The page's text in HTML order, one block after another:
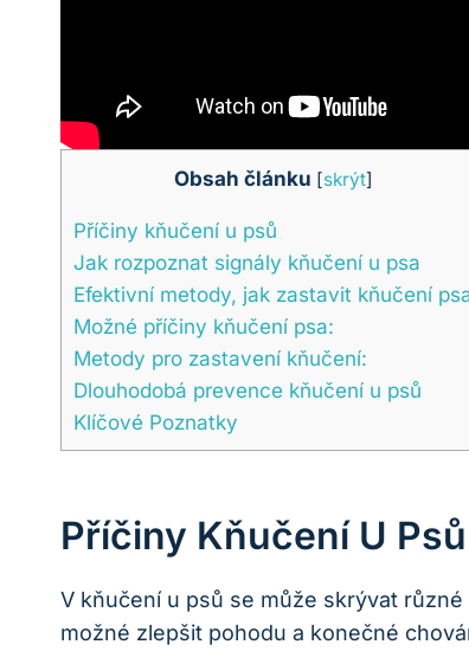
Obsah článku [skrýt]
Příčiny kňučení u psů
Jak rozpoznat signály kňučení u psa
Efektivní metody, jak zastavit kňučení
Možné příčiny kňučení ​psa:
Metody pro zastavení kňučení:
Dlouhodobá prevence kňučení u psů
Klíčové ​Poznatky
Příčiny Kňučení U Psů
V kňučení u psů⁢ se může skrývat
možné zlepšit⁣ pohodu a konečné